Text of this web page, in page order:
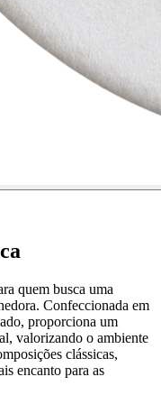
quem busca uma
Confeccionada em
proporciona um
valorizando o ambiente
clássicas,
encanto para as